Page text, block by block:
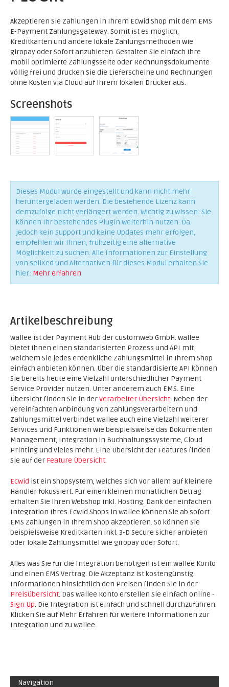
Akzeptieren Sie Zahlungen in Ihrem Ecwid Shop mit dem EMS
E-Payment Zahlungsgateway. Somit ist es möglich,
Kreditkarten und andere lokale Zahlungsmethoden wie
giropay oder Sofort anzubieten. Gestalten Sie einfach Ihre
mobil optimierte Zahlungsseite oder Rechnungsdokumente
völlig frei und drucken Sie die Lieferscheine und Rechnungen
ohne Kosten via Cloud auf Ihrem lokalen Drucker aus.
Screenshots
Dieses Modul wurde eingestellt und kann nicht mehr
heruntergeladen werden. Die bestehende Lizenz kann
demzufolge nicht verlängert werden. Wichtig zu wissen: Sie
können Ihr bestehendes Plugin weiterhin nutzen. Da
jedoch kein Support und keine Updates mehr erfolgen,
empfehlen wir Ihnen, frühzeitig eine alternative
Möglichkeit zu suchen. Alle Informationen zur Einstellung
von sellXed und Alternativen für dieses Modul erhalten Sie
hier: Mehr erfahren
Artikelbeschreibung
wallee ist der Payment Hub der customweb GmbH. wallee
bietet Ihnen einen standarisierten Prozess und API mit
welchem Sie jedes erdenkliche Zahlungsmittel in Ihrem Shop
einfach anbieten können. Über die standardisierte API können
Sie bereits heute eine Vielzahl unterschiedlicher Payment
Service Provider nutzen. Unter anderem auch EMS. Eine
Übersicht finden Sie in derVerarbeiter Übersicht. Neben der
vereinfachten Anbindung von Zahlungsverarbeitern und
Zahlungsmittel verbindet wallee auch eine Vielzahl weiterer
Services und Funktionen wie beispielsweise das Dokumenten
Management, Integration in Buchhaltungssysteme, Cloud
Printing und vieles mehr. Eine Übersicht der Features finden
Sie auf der Feature Übersicht.
Ecwid ist ein Shopsystem, welches sich vor allem auf kleinere
Händler fokussiert. Für einen kleinen monatlichen Betrag
erhalten Sie Ihren Webshop inkl. Hosting. Dank der einfachen
Integration Ihres Ecwid Shops in wallee können Sie ab sofort
EMS Zahlungen in Ihrem Shop akzeptieren. So können Sie
beispielsweise Kreditkarten inkl. 3-D Secure sicher anbieten
oder lokale Zahlungsmittel wie giropay oder Sofort.
Alles was Sie für die Integration benötigen ist ein wallee Konto
und einen EMS Vertrag. Die Akzeptanz ist kostengünstig.
Informationen hinsichtlich den Preisen finden Sie in der
Preisübersicht. Das wallee Konto erstellen Sie einfach online -
Sign Up. Die Integration ist einfach und schnell durchzuführen.
Klicken Sie auf Mehr Erfahren für weitere Informationen zur
Integration und zu wallee.
Navigation